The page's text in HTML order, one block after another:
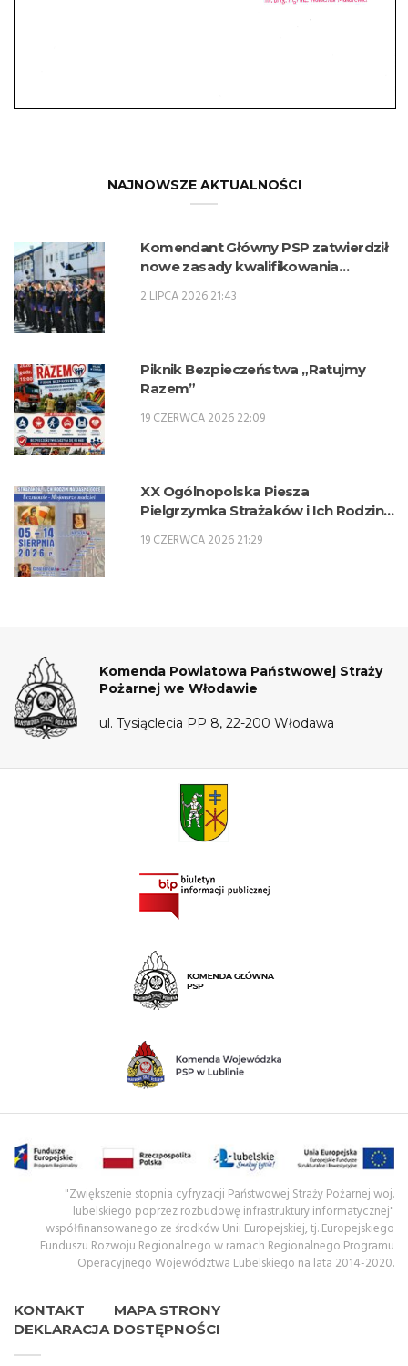
NAJNOWSZE AKTUALNOŚCI
Komendant Główny PSP zatwierdził
nowe zasady kwalifikowania
zawodowe w zawodzie technik
2 LIPCA 2026 21:43
Piknik Bezpieczeństwa „Ratujmy
Razem”
19 CZERWCA 2026 22:09
XX Ogólnopolska Piesza
Pielgrzymka Strażaków i Ich Rodzin
19 CZERWCA 2026 21:29
Komenda Powiatowa Państwowej Straży
Pożarnej we Włodawie
ul. Tysiąclecia PP 8, 22-200 Włodawa
KONTAKT
MAPA STRONY
DEKLARACJA DOSTĘPNOŚCI
"Zwiększenie stopnia cyfryzacji Państwowej Straży Pożarnej woj.
lubelskiego poprzez rozbudowę infrastruktury informatycznej"
współfinansowanego ze środków Unii Europejskiej, tj. Europejskiego
Funduszu Rozwoju Regionalnego w ramach Regionalnego Programu
Operacyjnego Województwa Lubelskiego na lata 2014-2020.